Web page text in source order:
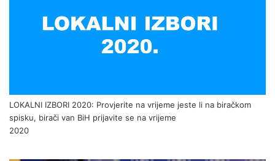
LOKALNI IZBORI 2020: Provjerite na vrijeme jeste li na biračkom
spisku, birači van BiH prijavite se na vrijeme
2020